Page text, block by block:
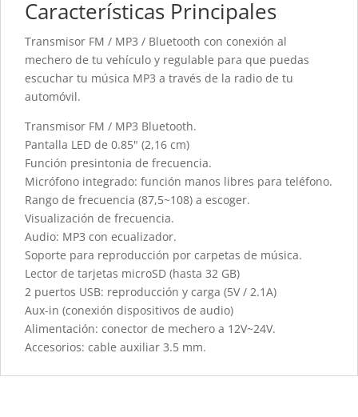
Características Principales
Transmisor FM / MP3 / Bluetooth con conexión al
mechero de tu vehículo y regulable para que puedas
escuchar tu música MP3 a través de la radio de tu
automóvil.
Transmisor FM / MP3 Bluetooth.
Pantalla LED de 0.85" (2,16 cm)
Función presintonia de frecuencia.
Micrófono integrado: función manos libres para teléfono.
Rango de frecuencia (87,5~108) a escoger.
Visualización de frecuencia.
Audio: MP3 con ecualizador.
Soporte para reproducción por carpetas de música.
Lector de tarjetas microSD (hasta 32 GB)
2 puertos USB: reproducción y carga (5V / 2.1A)
Aux-in (conexión dispositivos de audio)
Alimentación: conector de mechero a 12V~24V.
Accesorios: cable auxiliar 3.5 mm.